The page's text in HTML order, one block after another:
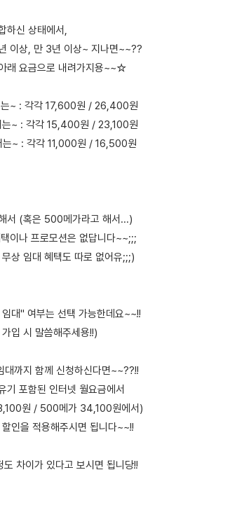
하신 상태에서,
이상, 만 3년 이상~ 지나면~~??
래 요금으로 내려가지용~~☆
는~ : 각각 17,600원 / 26,400원
는~ : 각각 15,400원 / 23,100원
는~ : 각각 11,000원 / 16,500원
서 (혹은 500메가라고 해서...)
이나 프로모션은 없답니다~~;;;
상 임대 혜택도 따로 없어유;;;)
대" 여부는 선택 가능한데요~~!!
입 시 말씀해주세용!!)
대까지 함께 신청하신다면~~??!!
기 포함된 인터넷 월요금에서
원 / 500메가 34,100원에서)
인을 적용해주시면 됩니다~~!!
도 차이가 있다고 보시면 됩니당!!